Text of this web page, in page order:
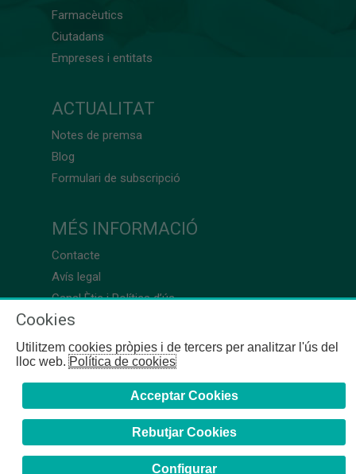
Farmacèutics
Ciutadans
Empreses i entitats
ACTUALITAT
Notes de premsa
Blog
Formulari de subscripció
MÉS INFORMACIÓ
Contacte
Avís legal
Canal Ètic i Política d’ús
Cookies
Utilitzem cookies pròpies i de tercers per analitzar l'ús del
lloc web.Política de cookies
Acceptar Cookies
Rebutjar Cookies
Configurar